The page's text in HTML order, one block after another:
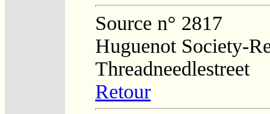
Source n° 2817
Huguenot Society-
Threadneedlestreet
Retour